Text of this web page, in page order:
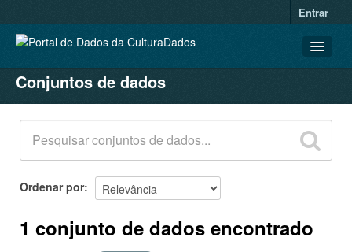
Entrar
CONJUNTOS DE DADOS
ORGANIZAÇÕES
GRUPOS
SOBRE
Conjuntos de dados
Ordenar por
1 conjunto de dados encontrado